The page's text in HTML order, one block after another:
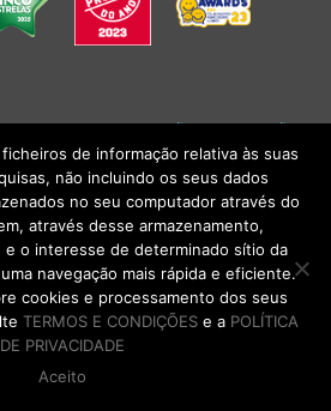
|TERMOS E CONDIÇÕESlCONDIÇÕES
SA 2026. Todos os direitos reservados.
DE VOLTA AO TOPO
de informação relativa às suas
não incluindo os seus dados
no seu computador através do
através desse armazenamento,
e o interesse de determinado sítio da
navegação mais rápida e eficiente.
cookies e processamento dos seus
TERMOS E CONDIÇÕESe a POLÍTICA
DE PRIVACIDADE
Aceito